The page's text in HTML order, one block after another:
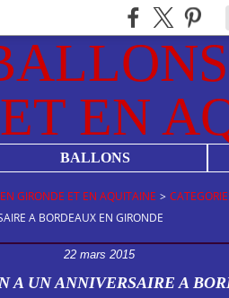
BALLONS
GIRONDE ET EN AQUITAINE >
A BORDEAUX EN GIRONDE
22 mars 2015
A UN ANNIVERSAIRE A